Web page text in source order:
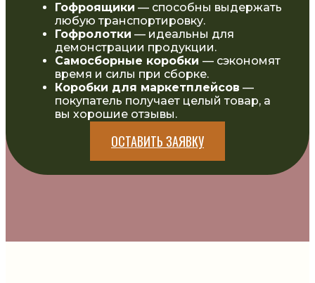
Гофроящики — способны выдержать
любую транспортировку.
Гофролотки — идеальны для
демонстрации продукции.
Самосборные коробки — сэкономят
время и силы при сборке.
Коробки для маркетплейсов —
покупатель получает целый товар, а
вы хорошие отзывы.
ОСТАВИТЬ ЗАЯВКУ